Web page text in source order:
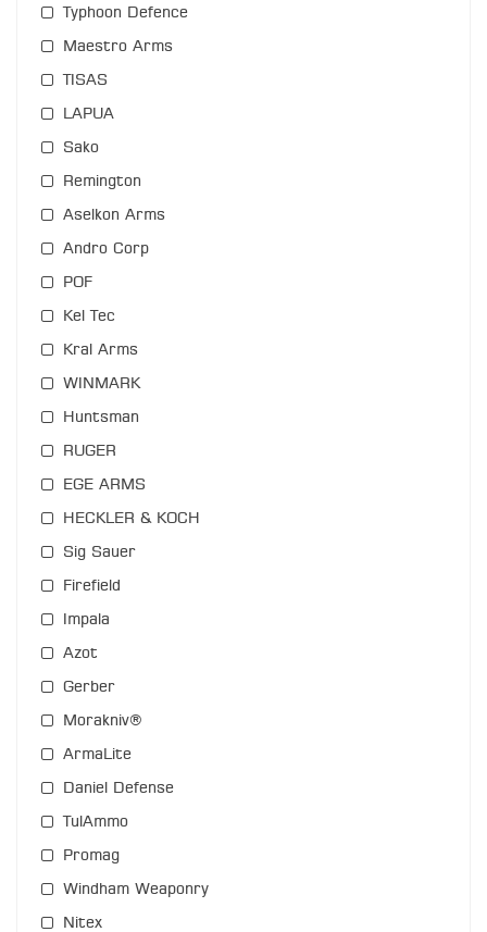
Typhoon Defence
Maestro Arms
TISAS
LAPUA
Sako
Remington
Aselkon Arms
Andro Corp
POF
Kel Tec
Kral Arms
WINMARK
Huntsman
RUGER
EGE ARMS
HECKLER & KOCH
Sig Sauer
Firefield
Impala
Azot
Gerber
Morakniv®
ArmaLite
Daniel Defense
TulAmmo
Promag
Windham Weaponry
Nitex